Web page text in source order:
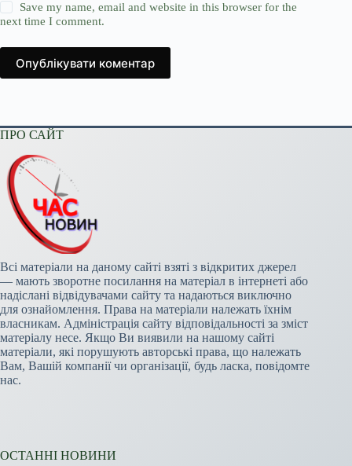
Save my name, email and website in this browser for the
next time I comment.
Опублікувати коментар
ПРО САЙТ
Всі матеріали на даному сайті взяті з відкритих джерел
— мають зворотне посилання на матеріал в інтернеті або
надіслані відвідувачами сайту та надаються виключно
для ознайомлення. Права на матеріали належать їхнім
власникам. Адміністрація сайту відповідальності за зміст
матеріалу несе. Якщо Ви виявили на нашому сайті
матеріали, які порушують авторські права, що належать
Вам, Вашій компанії чи організації, будь ласка, повідомте
нас.
ОСТАННІ НОВИНИ